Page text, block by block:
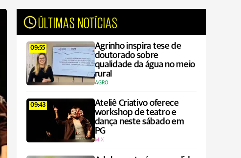
ÚLTIMAS NOTÍCIAS
09:55
Agrinho inspira tese de
doutorado sobre
qualidade da água no meio
rural
AGRO
09:43
Ateliê Criativo oferece
workshop de teatro e
dança neste sábado em
PG
MIX